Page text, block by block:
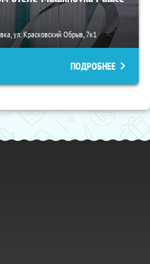
ул. Красковский Обрыв, 7к1
ПОДРОБНЕЕ